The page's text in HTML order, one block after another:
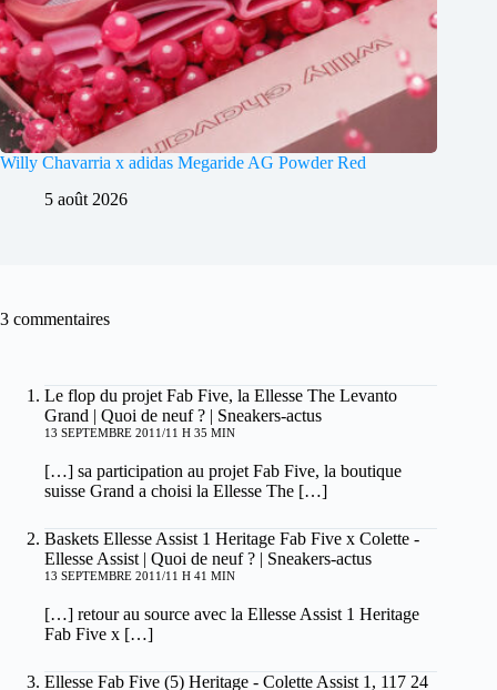
Willy Chavarria x adidas Megaride AG Powder Red
5 août 2026
3 commentaires
Le flop du projet Fab Five, la Ellesse The Levanto
Grand | Quoi de neuf ? | Sneakers-actus
13 SEPTEMBRE 2011/11 H 35 MIN
[…] sa participation au projet Fab Five, la boutique
suisse Grand a choisi la Ellesse The […]
Baskets Ellesse Assist 1 Heritage Fab Five x Colette -
Ellesse Assist | Quoi de neuf ? | Sneakers-actus
13 SEPTEMBRE 2011/11 H 41 MIN
[…] retour au source avec la Ellesse Assist 1 Heritage
Fab Five x […]
Ellesse Fab Five (5) Heritage - Colette Assist 1, 117 24